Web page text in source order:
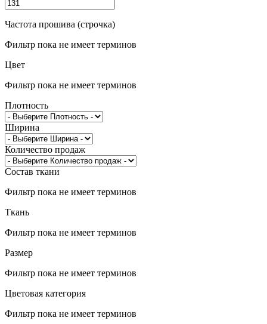
Частота прошива (строчка)
Фильтр пока не имеет терминов
Цвет
Фильтр пока не имеет терминов
Плотность
Ширина
Количество продаж
Состав ткани
Фильтр пока не имеет терминов
Ткань
Фильтр пока не имеет терминов
Размер
Фильтр пока не имеет терминов
Цветовая категория
Фильтр пока не имеет терминов